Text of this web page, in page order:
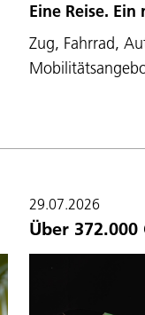
Eine Reise.
Zug, Fahrrad,
29.07.2026
Über